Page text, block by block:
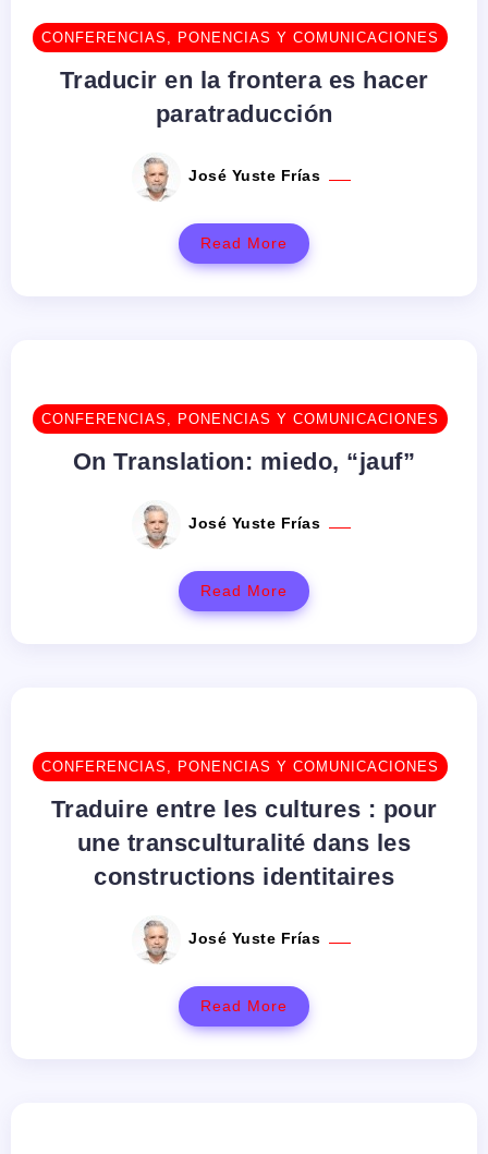
CONFERENCIAS, PONENCIAS Y COMUNICACIONES
Traducir en la frontera es hacer
paratraducción
José Yuste Frías
Read More
CONFERENCIAS, PONENCIAS Y COMUNICACIONES
On Translation: miedo, “jauf”
José Yuste Frías
Read More
CONFERENCIAS, PONENCIAS Y COMUNICACIONES
Traduire entre les cultures : pour
une transculturalité dans les
constructions identitaires
José Yuste Frías
Read More